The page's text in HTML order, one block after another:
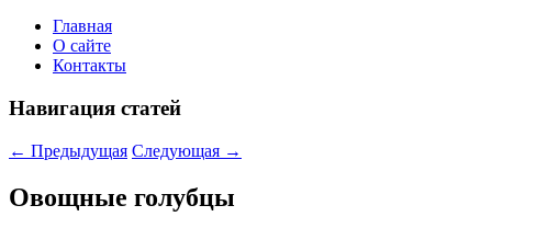
Главная
О сайте
Контакты
Навигация статей
← Предыдущая Следующая →
Овощные голубцы